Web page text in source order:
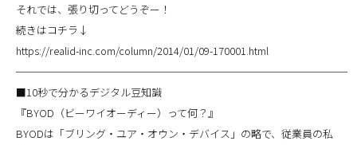
それでは、張り切ってどうぞー！
続きはコチラ↓
https://realid-inc.com/column/2014/01/09-170001.html
────────────────────────────────
■10秒で分かるデジタル豆知識
『BYOD（ビーワイオーディー）って何？』
BYODは「ブリング・ユア・オウン・デバイス」の略で、従業員の私